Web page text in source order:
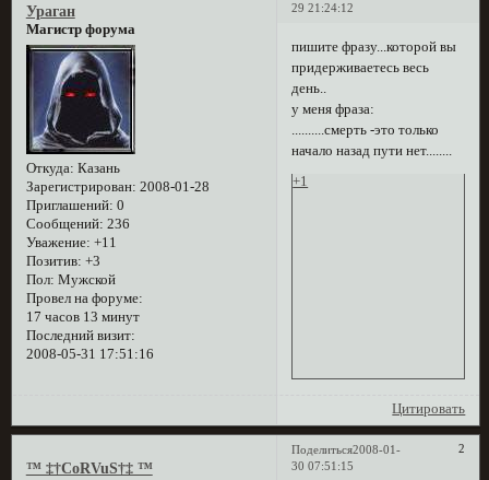
29 21:24:12
Ураган
Магистр форума
Откуда: Казань
Зарегистрирован: 2008-01-28
Приглашений: 0
Сообщений: 236
Уважение: +11
Позитив: +3
Пол: Мужской
Провел на форуме:
17 часов 13 минут
Последний визит:
2008-05-31 17:51:16
пишите фразу...которой вы
придерживаетесь весь
день..
у меня фраза:
..........смерть -это только
начало назад пути нет........
+1
Цитировать
Поделиться 2
2008-01-
30 07:51:15
™ ‡†CoRVuS†‡ ™